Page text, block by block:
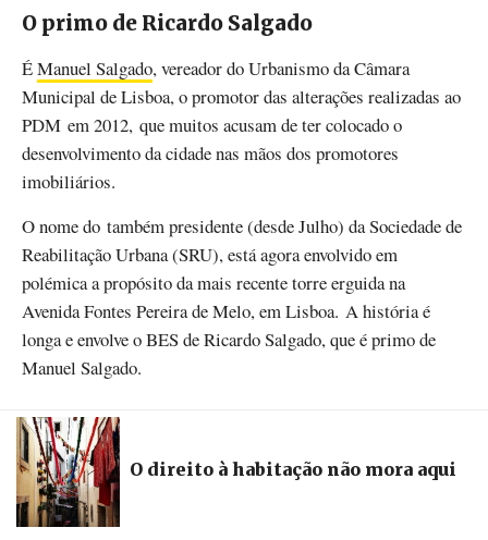
O primo de Ricardo Salgado
ÉManuel Salgado, vereador do Urbanismo da Câmara
Municipal de Lisboa, o promotor das alterações realizadas ao
PDM em 2012, que muitos acusam de ter colocado o
desenvolvimento da cidade nas mãos dos promotores
imobiliários.
O nome do também presidente (desde Julho) da Sociedade de
Reabilitação Urbana (SRU), está agora envolvido em
polémica a propósito damais recente torre erguida na
Avenida Fontes Pereira de Melo, em Lisboa. A história é
longa e envolve o BES de Ricardo Salgado, que é primo de
Manuel Salgado.
O direito à habitação não mora aqui